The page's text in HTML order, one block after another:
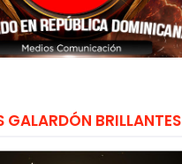
GALARDÓN BRILLANTES